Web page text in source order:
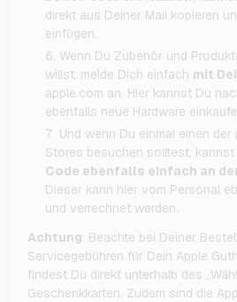
direkt aus Deiner Mail kopieren
einfügen.
Wenn Du Zubehör und
willst, melde Dich einfach mit
apple.com an. Hier kannst Du
ebenfalls neue Hardware
Und wenn Du einmal einen
Stores besuchen solltest, kannst
Code ebenfalls einfach an
Dieser kann hier vom Personal
und verrechnet werden.
Achtung: Beachte bei Deiner
Servicegebühren für Dein Apple
findest Du direkt unterhalb des
Geschenkkarten. Zudem sind die